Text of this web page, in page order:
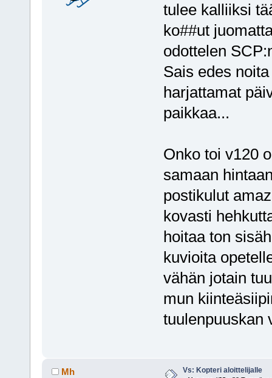
tulee kalliiksi
ko##ut
odottelen
Sais edes
harjattamat
paikkaa...
Onko toi v120
samaan
postikulut
kovasti
hoitaa ton
kuvioita
vähän jotain
mun
tuulenpuuskan
Mh Vs: Kopteri aloittelijalle